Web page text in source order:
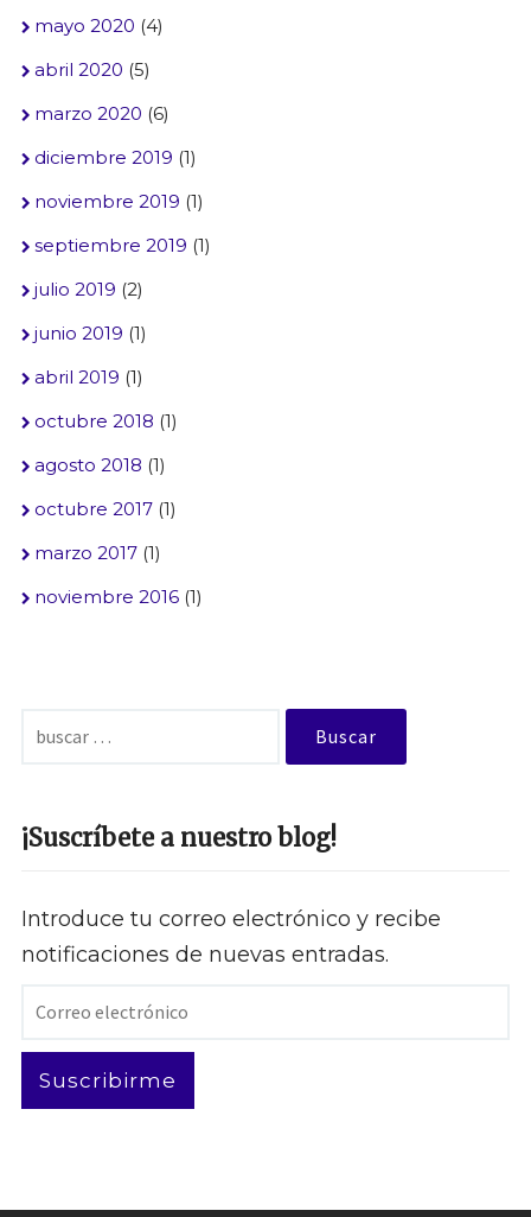
mayo 2020 (4)
abril 2020 (5)
marzo 2020 (6)
diciembre 2019 (1)
noviembre 2019 (1)
septiembre 2019 (1)
julio 2019 (2)
junio 2019 (1)
abril 2019 (1)
octubre 2018 (1)
agosto 2018 (1)
octubre 2017(1)
marzo 2017(1)
noviembre 2016(1)
¡Suscríbete a nuestro blog!
Introduce tu correo electrónico y recibe
notificaciones de nuevas entradas.
Correo
Suscribirme